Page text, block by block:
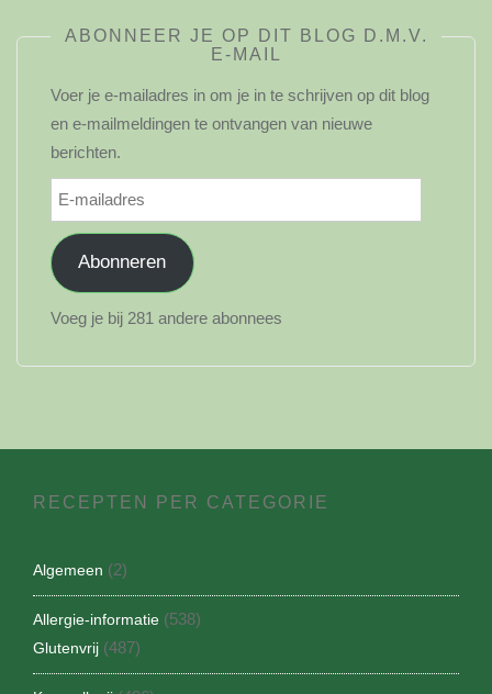
ABONNEER JE OP DIT BLOG D.M.V.
E-MAIL
Voer je e-mailadres in om je in te schrijven op dit blog
en e-mailmeldingen te ontvangen van nieuwe
berichten.
E-
mailadres
Abonneren
Voeg je bij 281 andere abonnees
RECEPTEN PER CATEGORIE
Algemeen (2)
Allergie-informatie (538)
Glutenvrij (487)